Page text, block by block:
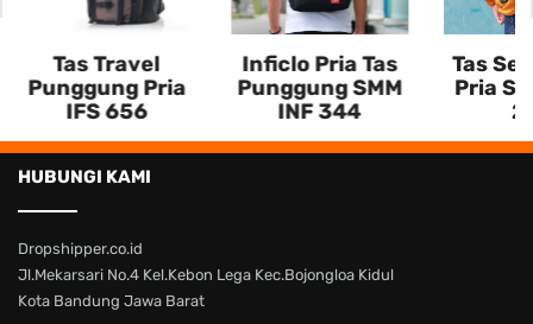
Tas Travel
Punggung Pria
IFS 656
Inficlo Pria Tas
Punggung SMM
INF 344
Tas
Pria
HUBUNGI KAMI
Dropshipper.co.id
Jl.Mekarsari No.4 Kel.Kebon Lega Kec.Bojongloa Kidul
Kota Bandung Jawa Barat